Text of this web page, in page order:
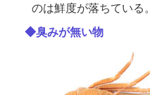
のは鮮度が落ちている。
◆臭みが無い物